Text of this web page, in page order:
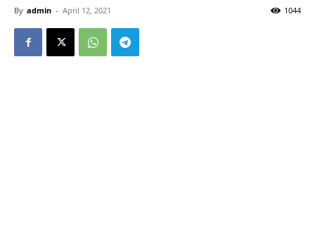
By admin - April 12, 2021 1044